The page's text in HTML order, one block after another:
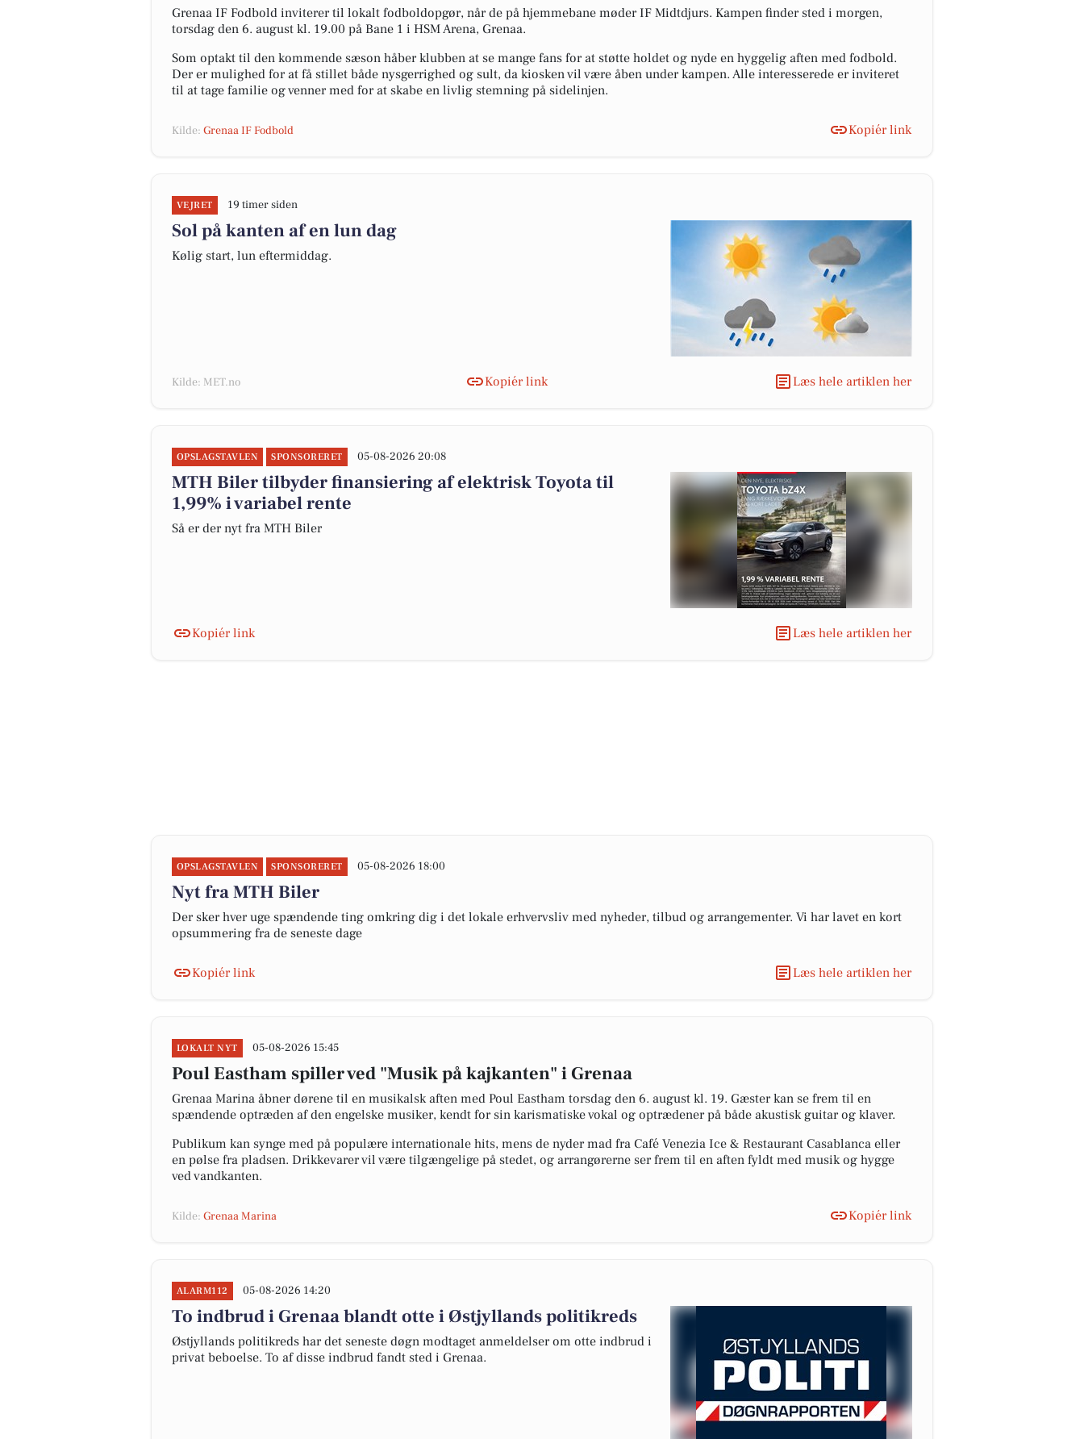
Grenaa IF Fodbold inviterer til lokalt fodboldopgør, når de på hjemmebane møder IF Midtdjurs. Kampen finder sted i morgen,
torsdag den 6. august kl. 19.00 på Bane 1 i HSM Arena, Grenaa.
Som optakt til den kommende sæson håber klubben at se mange fans for at støtte holdet og nyde en hyggelig aften med fodbold.
Der er mulighed for at få stillet både nysgerrighed og sult, da kiosken vil være åben under kampen. Alle interesserede er inviteret
til at tage familie og venner med for at skabe en livlig stemning på sidelinjen.
Kilde: Grenaa IF Fodbold Kopiér link
VEJRET 19 timer siden
Sol på kanten af en lun dag
Kølig start, lun eftermiddag.
Kilde: MET.no Kopiér link Læs hele artiklen her
OPSLAGSTAVLEN SPONSORERET 05-08-2026 20:08
MTH Biler tilbyder finansiering af elektrisk Toyota til
1,99% i variabel rente
Så er der nyt fra MTH Biler
Kopiér link Læs hele artiklen her
OPSLAGSTAVLEN SPONSORERET 05-08-2026 18:00
Nyt fra MTH Biler
Der sker hver uge spændende ting omkring dig i det lokale erhvervsliv med nyheder, tilbud og arrangementer. Vi har lavet en kort
opsummering fra de seneste dage
Kopiér link Læs hele artiklen her
LOKALT NYT 05-08-2026 15:45
Poul Eastham spiller ved "Musik på kajkanten" i Grenaa
Grenaa Marina åbner dørene til en musikalsk aften med Poul Eastham torsdag den 6. august kl. 19. Gæster kan se frem til en
spændende optræden af den engelske musiker, kendt for sin karismatiske vokal og optrædener på både akustisk guitar og klaver.
Publikum kan synge med på populære internationale hits, mens de nyder mad fra Café Venezia Ice & Restaurant Casablanca eller
en pølse fra pladsen. Drikkevarer vil være tilgængelige på stedet, og arrangørerne ser frem til en aften fyldt med musik og hygge
ved vandkanten.
Kilde: Grenaa Marina Kopiér link
ALARM112 05-08-2026 14:20
To indbrud i Grenaa blandt otte i Østjyllands politikreds
Østjyllands politikreds har det seneste døgn modtaget anmeldelser om otte indbrud i
privat beboelse. To af disse indbrud fandt sted i Grenaa.